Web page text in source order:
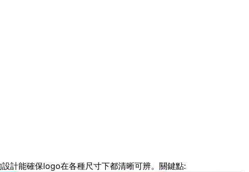
計能確保logo在各種尺寸下都清晰可辨。關鍵點: